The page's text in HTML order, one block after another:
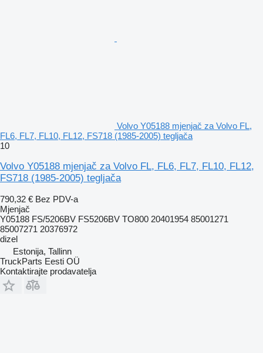
Volvo Y05188 mjenjač za Volvo FL,
FL6, FL7, FL10, FL12, FS718 (1985-2005) tegljača
10
Volvo Y05188 mjenjač za Volvo FL, FL6, FL7, FL10, FL12,
FS718 (1985-2005) tegljača
790,32 € Bez PDV-a
Mjenjač
Y05188 FS/5206BV FS5206BV TO800 20401954 85001271
85007271 20376972
dizel
Estonija, Tallinn
TruckParts Eesti OÜ
Kontaktirajte prodavatelja